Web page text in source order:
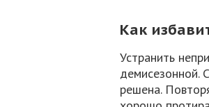
Как
Устранить
демисезонной.
решена.